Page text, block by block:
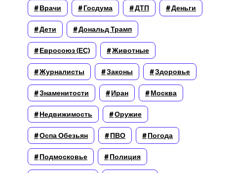
Врачи Госдума ДТП Деньги
Дети Дональд Трамп
Евросоюз (ЕС) Животные
Журналисты Законы Здоровье
Знаменитости Иран Москва
Недвижимость Оружие
Оспа Обезьян ПВО Погода
Подмосковье Полиция